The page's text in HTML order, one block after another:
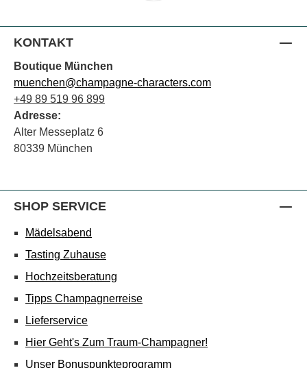
KONTAKT
Boutique München
muenchen@champagne-characters.com
+49 89 519 96 899
Adresse:
Alter Messeplatz 6
80339 München
SHOP SERVICE
Mädelsabend
Tasting Zuhause
Hochzeitsberatung
Tipps Champagnerreise
Lieferservice
Hier Geht's Zum Traum-Champagner!
Unser Bonuspunkteprogramm